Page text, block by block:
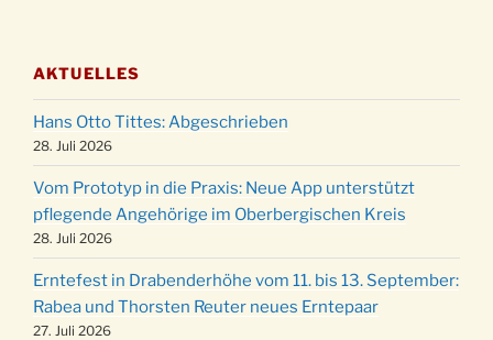
11.12.
Puer-Natus weihnachtliches Brauchtum am
Robert-Gassner-Hof um 17:00 Uhr
19.12.
Kinderbibeltag im Ev. Gemeindehaus von 10-
12 Uhr
20.12.
Weihnachts-Konzert des Honterus Chors in
der Kirche um 17:00 Uhr
24.12.
Familiengottesdienst mit Krippenspiel im Ev.
Gemeindehaus um 15:00 Uhr
24.12. Familiengottesdienst in der FeG um 16 Uhr
AKTUELLES
Hans Otto Tittes: Abgeschrieben
28. Juli 2026
Vom Prototyp in die Praxis: Neue App unterstützt
pflegende Angehörige im Oberbergischen Kreis
28. Juli 2026
Erntefest in Drabenderhöhe vom 11. bis 13. September:
Rabea und Thorsten Reuter neues Erntepaar
27. Juli 2026